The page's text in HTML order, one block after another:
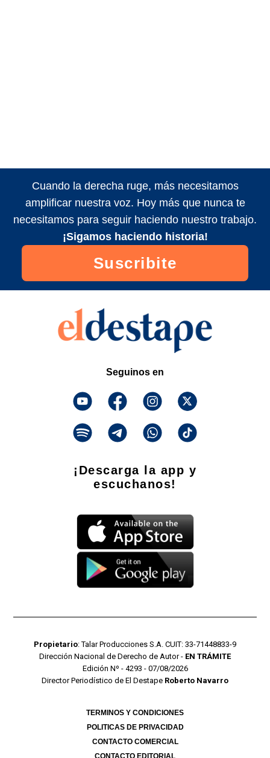
Cuando la derecha ruge, más necesitamos
amplificar nuestra voz. Hoy más que nunca te
necesitamos para seguir haciendo nuestro trabajo.
¡Sigamos haciendo historia!
Suscribite
Seguinos en
¡Descarga la app y
escuchanos!
Propietario: Talar Producciones S.A. CUIT: 33-71448833-9
Dirección Nacional de Derecho de Autor - EN TRÁMITE
Edición Nº - 4293 - 07/08/2026
Director Periodístico de El Destape Roberto Navarro
TERMINOS Y CONDICIONES
POLITICAS DE PRIVACIDAD
CONTACTO COMERCIAL
CONTACTO EDITORIAL